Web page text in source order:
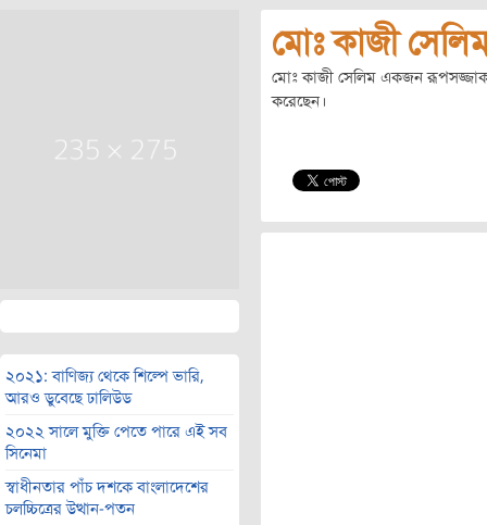
২০২১: বাণিজ্য থেকে শিল্পে ভারি,
আরও ডুবেছে ঢালিউড
২০২২ সালে মুক্তি পেতে পারে এই সব
সিনেমা
স্বাধীনতার পাঁচ দশকে বাংলাদেশের
চলচ্চিত্রের উত্থান-পতন
মোঃ কাজী
মোঃ কাজী সেলিম একজন
করেছেন।